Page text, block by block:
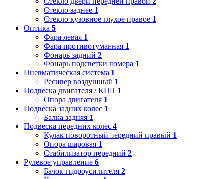
Стекло заднее 1
Стекло кузовное глухое правое 1
Оптика 5
Фара левая 1
Фара противотуманная 1
Фонарь задний 2
Фонарь подсветки номера 1
Пневматическая система 1
Ресивер воздушный 1
Подвеска двигателя / КПП 1
Опора двигателя 1
Подвеска задних колес 1
Балка задняя 1
Подвеска передних колес 4
Кулак поворотный передний правый 1
Опора шаровая 1
Стабилизатор передний 2
Рулевое управление 6
Бачок гидроусилителя 2